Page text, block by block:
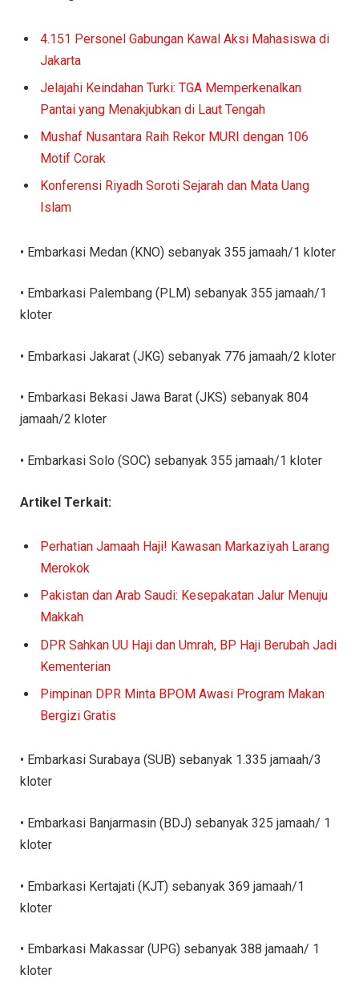
4.151 Personel Gabungan Kawal Aksi Mahasiswa di
Jakarta
Jelajahi Keindahan Turki: TGA Memperkenalkan
Pantai yang Menakjubkan di Laut Tengah
Mushaf Nusantara Raih Rekor MURI dengan 106
Motif Corak
Konferensi Riyadh Soroti Sejarah dan Mata Uang
Islam
• Embarkasi Medan (KNO) sebanyak 355 jamaah/1 kloter
• Embarkasi Palembang (PLM) sebanyak 355 jamaah/1
kloter
• Embarkasi Jakarat (JKG) sebanyak 776 jamaah/2 kloter
• Embarkasi Bekasi Jawa Barat (JKS) sebanyak 804
jamaah/2 kloter
• Embarkasi Solo (SOC) sebanyak 355 jamaah/1 kloter
Artikel Terkait:
Perhatian Jamaah Haji! Kawasan Markaziyah Larang
Merokok
Pakistan dan Arab Saudi: Kesepakatan Jalur Menuju
Makkah
DPR Sahkan UU Haji dan Umrah, BP Haji Berubah Jadi
Kementerian
Pimpinan DPR Minta BPOM Awasi Program Makan
Bergizi Gratis
• Embarkasi Surabaya (SUB) sebanyak 1.335 jamaah/3
kloter
• Embarkasi Banjarmasin (BDJ) sebanyak 325 jamaah/ 1
kloter
• Embarkasi Kertajati (KJT) sebanyak 369 jamaah/1
kloter
• Embarkasi Makassar (UPG) sebanyak 388 jamaah/ 1
kloter